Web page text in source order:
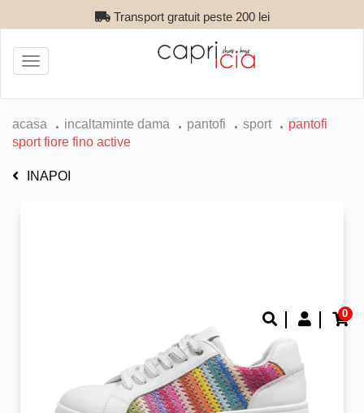
Transport gratuit peste 200 lei
0
Toggle
navigation
acasa incaltaminte dama pantofi sport
pantofi
sport fiore fino active
INAPOI